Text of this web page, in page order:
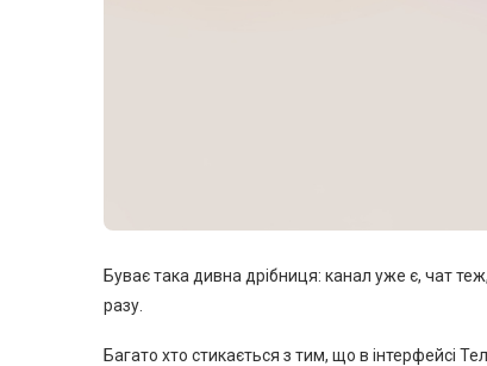
Буває така дивна дрібниця: канал уже є, чат
разу.
Багато хто стикається з тим, що в інтерфейсі